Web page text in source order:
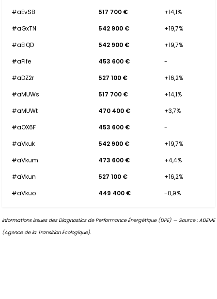
#aEvSB
517 700 €
+14,1%
#aGxTN
542 900 €
+19,7%
#aEIQD
542 900 €
+19,7%
#aFIfe
453 600 €
-
#aDZ2r
527 100 €
+16,2%
#aMUWs
517 700 €
+14,1%
#aMUWt
470 400 €
+3,7%
#aOX6F
453 600 €
-
#aVkuk
542 900 €
+19,7%
#aVkum
473 600 €
+4,4%
#aVkun
527 100 €
+16,2%
#aVkuo
449 400 € -0,9%
Informations issues des Diagnostics de Performance Énergétique (DPE) — Source : ADEME
(Agence de la Transition Écologique).